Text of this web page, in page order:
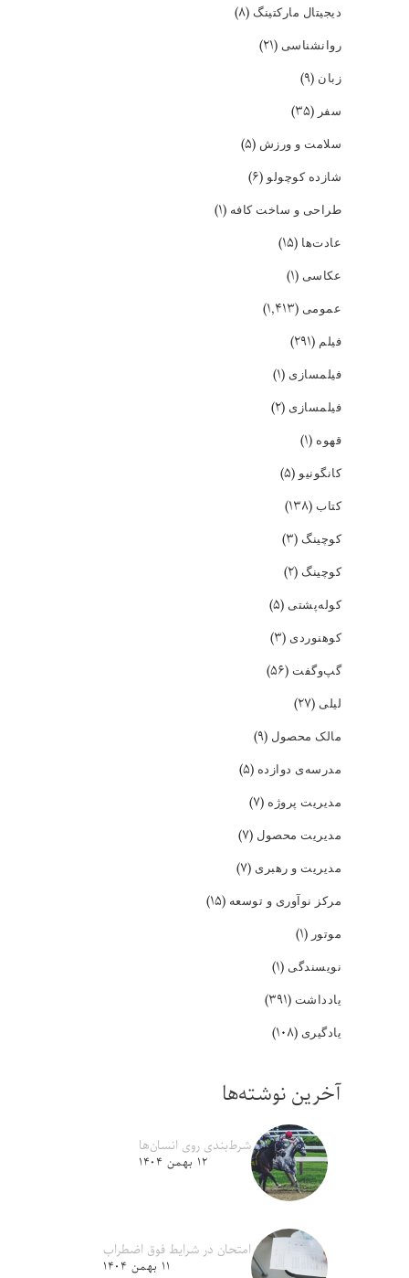
دیجیتال مارکتینگ (۸)
روانشناسی (۲۱)
زبان (۹)
سفر (۳۵)
سلامت و ورزش (۵)
شازده کوچولو(۶)
طراحی و ساخت کافه (۱)
عادت‌ها (۱۵)
عکاسی (۱)
عمومی (۱,۴۱۳)
فیلم (۲۹۱)
فیلمسازی (۱)
فیلمسازی (۲)
قهوه (۱)
کانگونیو(۵)
کتاب (۱۳۸)
کوچینگ (۳)
کوچینگ (۲)
کوله‌پشتی (۵)
کوهنوردی (۳)
گپ‌و‌گفت (۵۶)
لیلی (۲۷)
مالک محصول (۹)
مدرسه‌ی دوازده (۵)
مدیریت پروژه (۷)
مدیریت محصول (۷)
مدیریت و رهبری (۷)
مرکز نوآوری و توسعه (۱۵)
موتور (۱)
نویسندگی (۱)
یادداشت (۳۹۱)
یادگیری (۱۰۸)
آخرین نوشته‌ها
شرط‌بندی روی انسان‌ها
۱۲ بهمن ۱۴۰۴
امتحان در شرایط فوق اضطراب
۱۱ بهمن ۱۴۰۴